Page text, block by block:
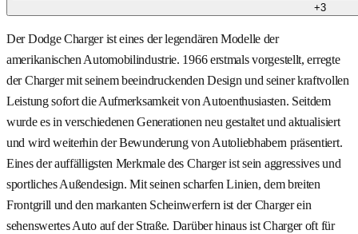
+3
Der Dodge Charger ist eines der legendären Modelle der
amerikanischen Automobilindustrie. 1966 erstmals vorgestellt, erregte
der Charger mit seinem beeindruckenden Design und seiner kraftvollen
Leistung sofort die Aufmerksamkeit von Autoenthusiasten. Seitdem
wurde es in verschiedenen Generationen neu gestaltet und aktualisiert
und wird weiterhin der Bewunderung von Autoliebhabern präsentiert.
Eines der auffälligsten Merkmale des Charger ist sein aggressives und
sportliches Außendesign. Mit seinen scharfen Linien, dem breiten
Frontgrill und den markanten Scheinwerfern ist der Charger ein
sehenswertes Auto auf der Straße. Darüber hinaus ist Charger oft für